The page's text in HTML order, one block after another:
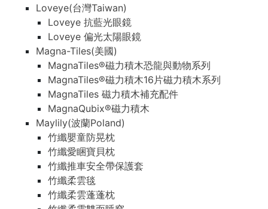
Loveye(台灣Taiwan)
Loveye 抗藍光眼鏡
Loveye 偏光太陽眼鏡
Magna-Tiles(美國)
MagnaTiles®磁力積木恐龍與動物系列
MagnaTiles®磁力積木16片磁力積木系列
MagnaTiles 磁力積木補充配件
MagnaQubix®磁力積木
Maylily(波蘭Poland)
竹纖嬰童防晃枕
竹纖愛睏寶貝枕
竹纖推車安全帶保護套
竹纖柔雲毯
竹纖柔雲蓬蓬枕